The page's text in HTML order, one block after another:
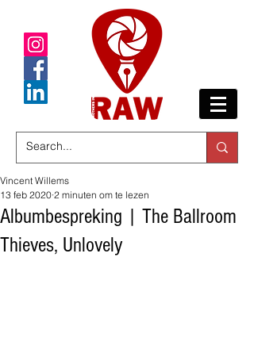
Albumbespreking | The Ballroom
Thieves, Unlovely
Vincent Willems
13 feb 2020 2 minuten om te lezen